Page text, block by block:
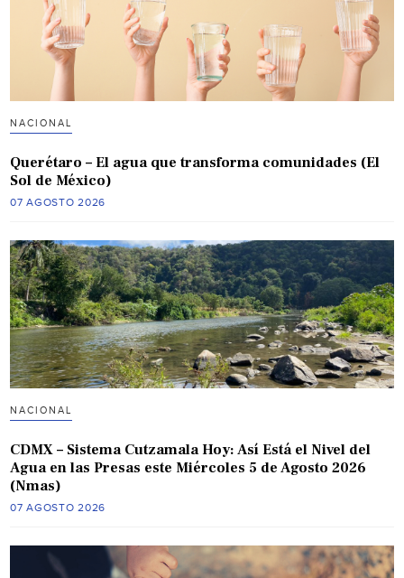
NACIONAL
Querétaro – El agua que transforma comunidades (El
Sol de México)
07 AGOSTO 2026
NACIONAL
CDMX – Sistema Cutzamala Hoy: Así Está el Nivel del
Agua en las Presas este Miércoles 5 de Agosto 2026
(Nmas)
07 AGOSTO 2026